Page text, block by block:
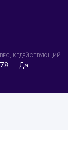
ВЕС, КГ
78
ДЕЙСТВУЮЩИЙ
Да